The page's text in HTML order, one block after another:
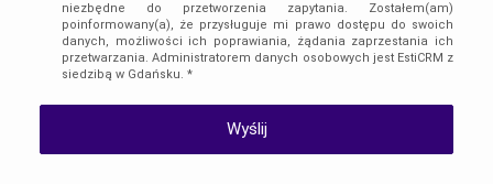
niezbędne do przetworzenia zapytania. Zostałem(am)
poinformowany(a), że przysługuje mi prawo dostępu do swoich
danych, możliwości ich poprawiania, żądania zaprzestania ich
przetwarzania. Administratorem danych osobowych jest EstiCRM z
siedzibą w Gdańsku. *